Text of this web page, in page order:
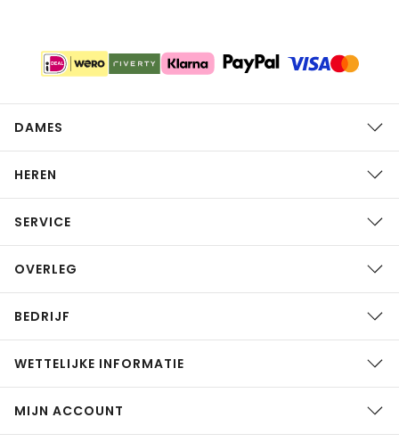
DAMES
HEREN
SERVICE
OVERLEG
BEDRIJF
WETTELIJKE INFORMATIE
MIJN ACCOUNT